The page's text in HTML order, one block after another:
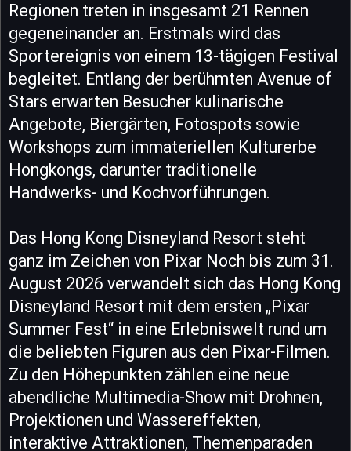
Regionen treten in insgesamt 21 Rennen
gegeneinander an. Erstmals wird das
Sportereignis von einem 13-tägigen Festival
begleitet. Entlang der berühmten Avenue of
Stars erwarten Besucher kulinarische
Angebote, Biergärten, Fotospots sowie
Workshops zum immateriellen Kulturerbe
Hongkongs, darunter traditionelle
Handwerks- und Kochvorführungen.
Das Hong Kong Disneyland Resort steht
ganz im Zeichen von Pixar Noch bis zum 31.
August 2026 verwandelt sich das Hong Kong
Disneyland Resort mit dem ersten „Pixar
Summer Fest“ in eine Erlebniswelt rund um
die beliebten Figuren aus den Pixar-Filmen.
Zu den Höhepunkten zählen eine neue
abendliche Multimedia-Show mit Drohnen,
Projektionen und Wassereffekten,
interaktive Attraktionen, Themenparaden